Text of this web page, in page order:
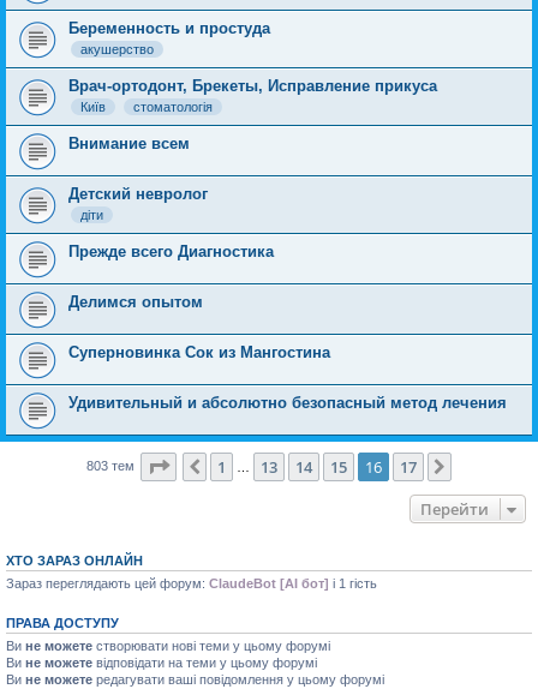
Беременность и простуда
акушерство
Врач-ортодонт, Брекеты, Исправление прикуса
Київ стоматологія
Внимание всем
Детский невролог
діти
Прежде всего Диагностика
Делимся опытом
Суперновинка Сок из Мангостина
Удивительный и абсолютно безопасный метод лечения
803 тем Сторінка16 з17
Поперед.
1 13 14 15 16 17
Перейти
ХТО ЗАРАЗ ОНЛАЙН
Зараз переглядають цей форум: ClaudeBot [AI бот] і 1 гість
ПРАВА ДОСТУПУ
Ви не можете створювати нові теми у цьому форумі
Ви не можете відповідати на теми у цьому форумі
Ви не можете редагувати ваші повідомлення у цьому форумі